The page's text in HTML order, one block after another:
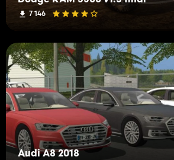
7 146
Audi A8 2018